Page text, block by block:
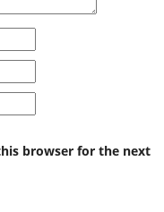
browser for the next